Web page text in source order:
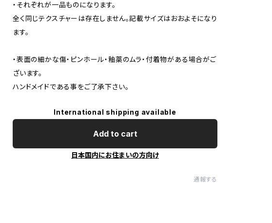
・それぞれが一品ものになります。
全く同じテクスチャーは存在しません。記載サイズはおおよそになり
ます。
・表面の細かな傷・ピンホール・釉薬のムラ・付着物がある場合がご
ざいます。
ハンドメイドである事をご了承下さい。
International shipping available
Add to cart
日本国内にお住まいの方向け
通報する